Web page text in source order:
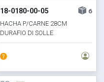
18-0180-00-05
6
HACHA P/CARNE 28CM
DURAFIO DI SOLLE